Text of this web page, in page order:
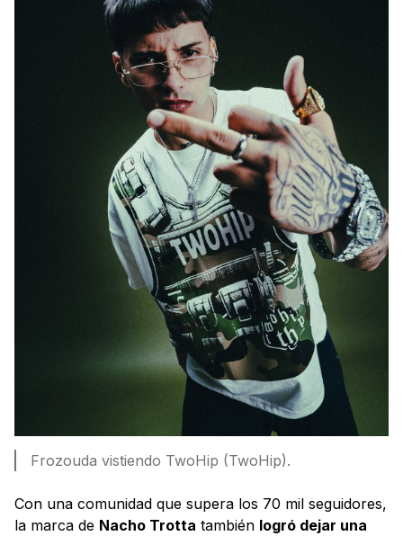
Frozouda vistiendo TwoHip (TwoHip).
Con una comunidad que supera los 70 mil seguidores,
la marca de Nacho Trotta también logró dejar una